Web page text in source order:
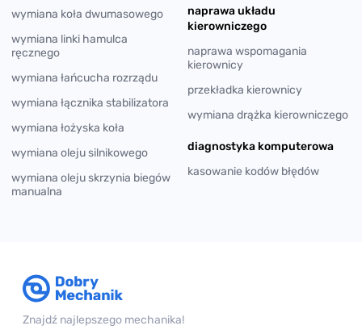
wymiana koła dwumasowego
wymiana linki hamulca
ręcznego
wymiana łańcucha rozrządu
wymiana łącznika stabilizatora
wymiana łożyska koła
wymiana oleju silnikowego
wymiana oleju skrzynia biegów
manualna
naprawa układu
kierowniczego
naprawa wspomagania
kierownicy
przekładka kierownicy
wymiana drążka kierowniczego
diagnostyka komputerowa
kasowanie kodów błędów
Znajdź najlepszego mechanika!